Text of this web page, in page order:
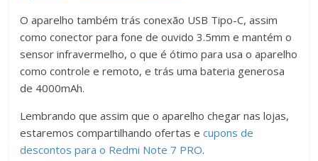
O aparelho também trás conexão USB Tipo-C, assim
como conector para fone de ouvido 3.5mm e mantém o
sensor infravermelho, o que é ótimo para usa o aparelho
como controle e remoto, e trás uma bateria generosa
de 4000mAh.
Lembrando que assim que o aparelho chegar nas lojas,
estaremos compartilhando ofertas ecupons de
descontos para o Redmi Note 7 PRO.